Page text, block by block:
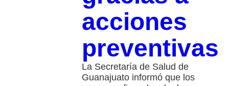
acciones
preventivas
La Secretaría de Salud de
Guanajuato informó que los